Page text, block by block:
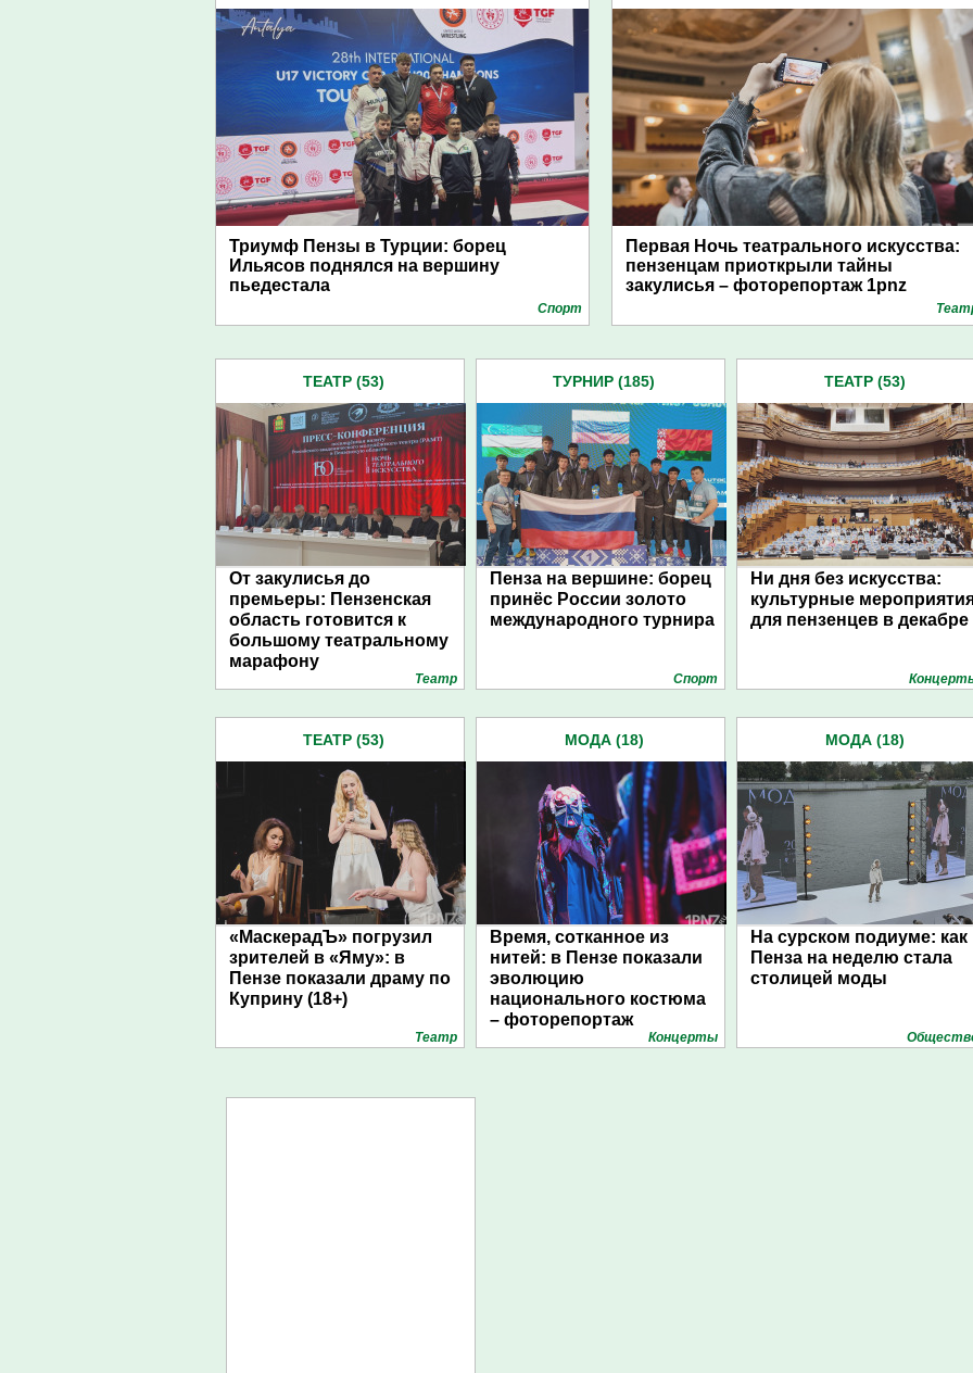
Триумф Пензы в Турции: борец
Ильясов поднялся на вершину
пьедестала
Спорт
Первая Ночь театрального искусства:
пензенцам приоткрыли тайны
закулисья – фоторепортаж 1pnz
ТЕАТР (53)
От закулисья до
премьеры: Пензенская
область готовится к
большому театральному
марафону
Театр
ТУРНИР (185)
Пенза на вершине: борец
принёс России золото
международного турнира
Спорт
ТЕАТР (53)
Ни дня без искусства:
культурные
для пензенцев в декабре
ТЕАТР (53)
«МаскерадЪ» погрузил
зрителей в «Яму»: в
Пензе показали драму по
Куприну (18+)
Театр
МОДА (18)
Время, сотканное из
нитей: в Пензе показали
эволюцию
национального костюма
– фоторепортаж
Концерты
МОДА (18)
На сурском подиуме: как
Пенза на неделю стала
столицей моды